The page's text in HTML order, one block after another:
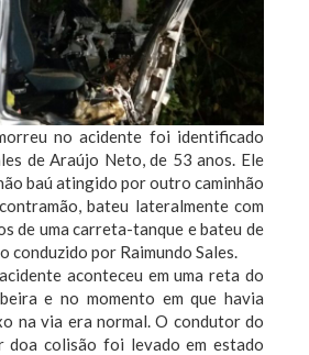
no acidente foi identificado
de Araújo Neto, de 53 anos. Ele
baú atingido por outro caminhão
bateu lateralmente com
de uma carreta-tanque e bateu de
conduzido por Raimundo Sales.
aconteceu em uma reta do
e no momento em que havia
na via era normal. O condutor do
doa colisão foi levado em estado